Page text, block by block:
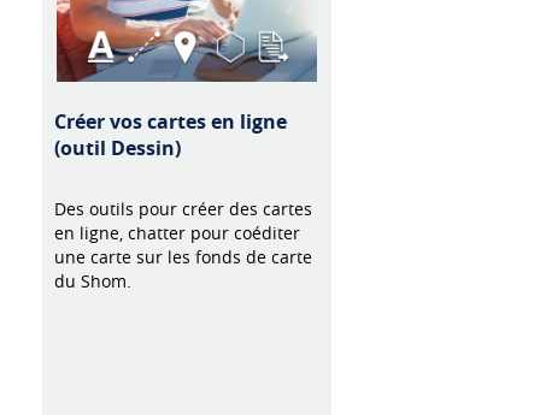
Créer vos cartes en ligne
(outil Dessin)
Des outils pour créer des cartes
en ligne, chatter pour coéditer
une carte sur les fonds de carte
du Shom.